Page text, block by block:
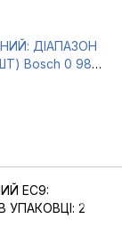
ДІАПАЗОН
Bosch 0 986